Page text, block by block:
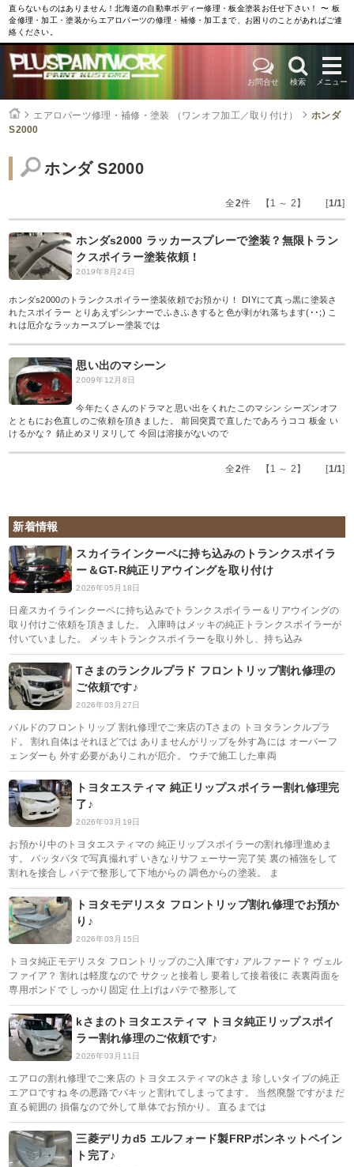
直らないものはありません！北海道の自動車ボディー修理・板金塗装お任せ下さい！ 〜 板
金修理・加工・塗装からエアロパーツの修理・補修・加工まで、お困りのことがあればご連
絡ください。
お問合せ 検索 メニュー
エアロパーツ修理・補修・塗装 （ワンオフ加工／取り付け）
ホンダ
S2000
ホンダ S2000
全2件 【1 ～ 2】 [1/1]
ホンダs2000 ラッカースプレーで塗装？無限トラン
クスポイラー塗装依頼！
2019年8月24日
ホンダs2000のトランクスポイラー塗装依頼でお預かり！ DIYにて真っ黒に塗装さ
れたスポイラー とりあえずシンナーでふきふきすると色が剥がれ落ちます(･･;) こ
れは厄介なラッカースプレー塗装では
思い出のマシーン
2009年12月8日
今年たくさんのドラマと思い出をくれたこのマシン シーズンオフ
とともにお色直しのご依頼を頂きました。 前回突貫で直したであろうココ 板金 い
けるかな？ 錆止めヌリヌリして 今回は溶接がないので
全2件 【1 ～ 2】 [1/1]
新着情報
スカイラインクーペに持ち込みのトランクスポイラ
ー＆GT-R純正リアウイングを取り付け
2026年05月18日
日産スカイラインクーペに持ち込みでトランクスポイラー＆リアウイングの
取り付けご依頼を頂きました。 入庫時はメッキの純正トランクスポイラーが
付いていました。 メッキトランクスポイラーを取り外し、持ち込み
Tさまのランクルプラド フロントリップ割れ修理の
ご依頼です♪
2026年03月27日
バルドのフロントリップ 割れ修理でご来店のTさまの トヨタランクルプラ
ド。 割れ自体はそれほどでは ありませんがリップを外す為には オーバーフ
ェンダーも 外す必要がありこれが厄介。 ウチで施工した車両
トヨタエスティマ 純正リップスポイラー割れ修理完
了♪
2026年03月19日
お預かり中のトヨタエスティマの 純正リップスポイラーの割れ修理進めま
す。 バッタバタで写真撮れず いきなりサフェーサー完了笑 裏の補強をして
割れを接合し パテで整形して下地からの 調色からの塗装。 ま
トヨタモデリスタ フロントリップ割れ修理でお預か
り♪
2026年03月15日
トヨタ純正モデリスタ フロントリップのご入庫です♪ アルファード？ ヴェル
ファイア？ 割れは軽度なので サクッと接着し 要着して接着後に 表裏両面を
専用ボンドで しっかり固定 仕上げはパテで整形して
kさまのトヨタエスティマ トヨタ純正リップスポイ
ラー割れ修理のご依頼です♪
2026年03月11日
エアロの割れ修理でご来店の トヨタエスティマのkさま 珍しいタイプの純正
エアロですね 冬の悪路でバキッと割れてしまってます。 当然廃盤ですがまだ
直る範囲の 損傷なので外して単体でお預かり。 直るまでは
三菱デリカd5 エルフォード製FRPボンネットペイン
ト完了♪